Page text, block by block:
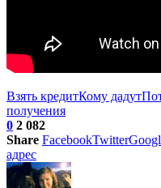
Взять кредитКому дадут
получения
0 2 082
Share FacebookTwitter
адрес